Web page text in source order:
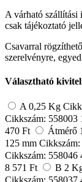
A várható szállítási
csak tájékoztató
Csavarral
szerelvényre,
Választható
A 0,25 Kg
Cikkszám: 558003
470 Ft
Átmérő
125 mm
Cikkszám: 558046
8 571 Ft
B 2